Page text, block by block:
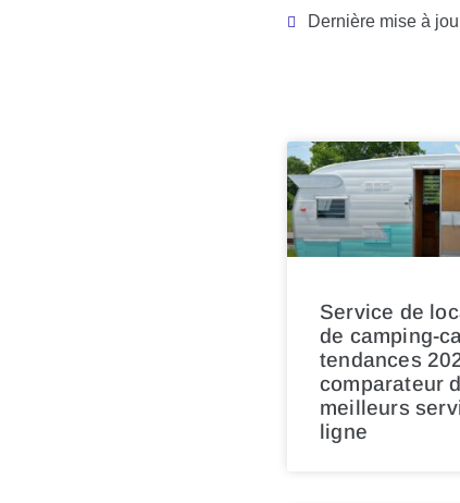
Dernière mise à
Service de
de camping-
tendances
comparateur
meilleurs
ligne